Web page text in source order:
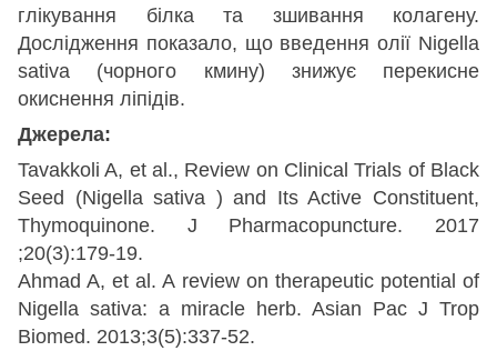
глікування білка та зшивання колагену.
Дослідження показало, що введення олії Nigella
sativa (чорного кмину) знижує перекисне
окиснення ліпідів.
Джерела:
Tavakkoli A, et al., Review on Clinical Trials of Black
Seed (Nigella sativa ) and Its Active Constituent,
Thymoquinone. J Pharmacopuncture. 2017
;20(3):179-19.
Ahmad A, et al. A review on therapeutic potential of
Nigella sativa: a miracle herb. Asian Pac J Trop
Biomed. 2013;3(5):337-52.